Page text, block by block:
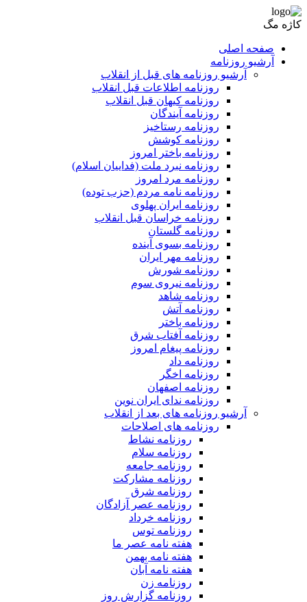
کاژه مگ
صفحه اصلی
آرشیو روزنامه
آرشیو روزنامه های قبل از انقلاب
روزنامه اطلاعات قبل انقلاب
روزنامه کیهان قبل انقلاب
روزنامه آیندگان
روزنامه رستاخیز
روزنامه کوشش
روزنامه باختر امروز
روزنامه نبرد ملت (فداییان اسلام)
روزنامه مرد امروز
روزنامه نامه مردم (حزب توده)
روزنامه ایران پهلوی
روزنامه خراسان قبل انقلاب
روزنامه گلستان
روزنامه بسوی آینده
روزنامه مهر ایران
روزنامه شورش
روزنامه نیروی سوم
روزنامه شاهد
روزنامه آتش
روزنامه باختر
روزنامه آفتاب شرق
روزنامه پیغام امروز
روزنامه داد
روزنامه اخگر
روزنامه اصفهان
روزنامه ندای ایران نوین
آرشیو روزنامه های بعد از انقلاب
روزنامه های اصلاحات
روزنامه نشاط
روزنامه سلام
روزنامه جامعه
روزنامه مشارکت
روزنامه شرق
روزنامه عصر آزادگان
روزنامه خرداد
روزنامه توس
هفته نامه عصر ما
هفته نامه بهمن
هفته نامه آبان
روزنامه زن
روزنامه گزارش روز